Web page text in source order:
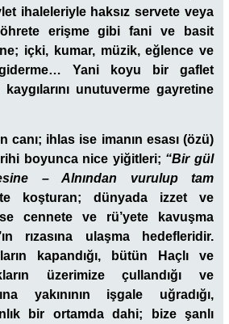
ihaleleriyle haksız servete veya
erişme gibi fani ve basit
içki, kumar, müzik, eğlence ve
Yani koyu bir gaflet
unutuverme gayretine
canı; ihlas ise imanın esası (özü)
boyunca nice yiğitleri; “Bir gül
– Alnından vurulup tam
koşturan; dünyada izzet ve
cennete ve rü’yete kavuşma
rızasına ulaşma hedefleridir.
kapandığı, bütün Haçlı ve
üzerimize çullandığı ve
yakınının işgale uğradığı,
bir ortamda dahi; bize şanlı